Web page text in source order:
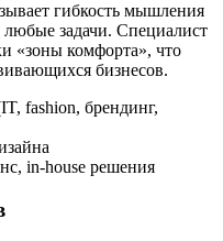
гибкость мышления
любые задачи. Специалист
«зоны комфорта», что
бизнесов.
fashion, брендинг,
in-house решения